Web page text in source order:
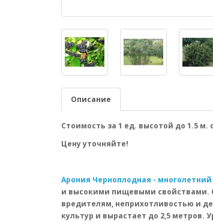
Описание
Стоимость за 1 ед. высотой до 1.5 м.
Цену уточняйте!
Арония Черноплодная -
и высокими пищевыми свойствами.
вредителям, неприхотливостью и
культур и вырастает до 2,5 метров.